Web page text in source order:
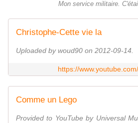
Mon service militaire.
Christophe-Cette vie la
Uploaded by woud90 on 2012-09-14.
https://
Comme un Lego
Provided to YouTube by Universal